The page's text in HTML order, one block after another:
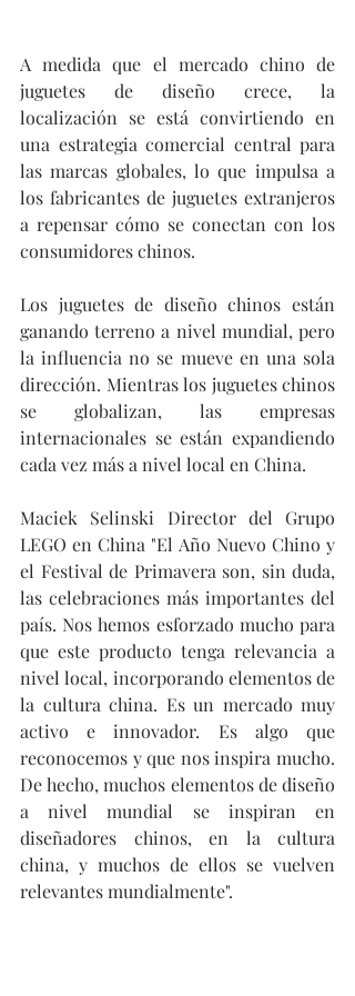
A medida que el mercado chino de
juguetes de diseño crece, la
localización se está convirtiendo en
una estrategia comercial central para
las marcas globales, lo que impulsa a
los fabricantes de juguetes extranjeros
a repensar cómo se conectan con los
consumidores chinos.
Los juguetes de diseño chinos están
ganando terreno a nivel mundial, pero
la influencia no se mueve en una sola
dirección. Mientras los juguetes chinos
se globalizan, las empresas
internacionales se están expandiendo
cada vez más a nivel local en China.
Maciek Selinski Director del Grupo
LEGO en China "El Año Nuevo Chino y
el Festival de Primavera son, sin duda,
las celebraciones más importantes del
país. Nos hemos esforzado mucho para
que este producto tenga relevancia a
nivel local, incorporando elementos de
la cultura china. Es un mercado muy
activo e innovador. Es algo que
reconocemos y que nos inspira mucho.
De hecho, muchos elementos de diseño
a nivel mundial se inspiran en
diseñadores chinos, en la cultura
china, y muchos de ellos se vuelven
relevantes mundialmente".